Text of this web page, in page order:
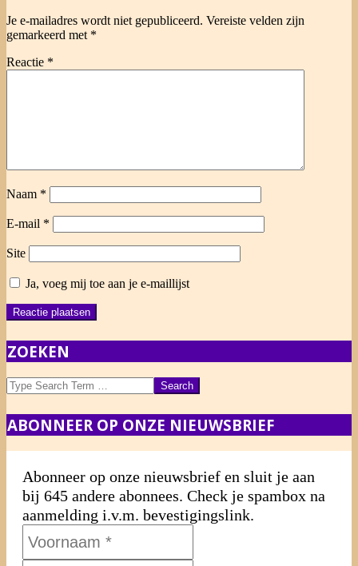
Je e-mailadres wordt niet gepubliceerd. Vereiste velden zijn
gemarkeerd met *
Reactie *
Naam *
E-mail *
Site
Ja, voeg mij toe aan je e-maillijst
ZOEKEN
Search
ABONNEER OP ONZE NIEUWSBRIEF
Abonneer op onze nieuwsbrief en sluit je aan
bij 645 andere abonnees. Check je spambox na
aanmelding i.v.m. bevestigingslink.